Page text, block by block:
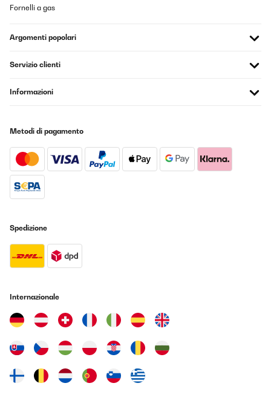
Fornelli a gas
Argomenti popolari
Servizio clienti
Informazioni
Metodi di pagamento
Spedizione
Internazionale